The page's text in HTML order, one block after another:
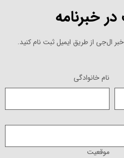
خبرنامه
ال‌جی از طریق ایمیل ثبت نام کنید.
نام خانوادگی
موقعیت